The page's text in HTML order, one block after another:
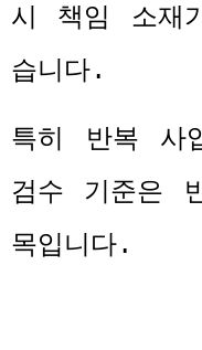
시 책임 소재
습니다.
특히 반복 사
검수 기준은
목입니다.